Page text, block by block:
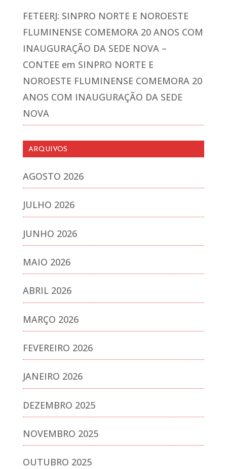
FETEERJ: SINPRO NORTE E NOROESTE
FLUMINENSE COMEMORA 20 ANOS COM
INAUGURAÇÃO DA SEDE NOVA –
CONTEE em SINPRO NORTE E
NOROESTE FLUMINENSE COMEMORA 20
ANOS COM INAUGURAÇÃO DA SEDE
NOVA
ARQUIVOS
AGOSTO 2026
JULHO 2026
JUNHO 2026
MAIO 2026
ABRIL 2026
MARÇO 2026
FEVEREIRO 2026
JANEIRO 2026
DEZEMBRO 2025
NOVEMBRO 2025
OUTUBRO 2025